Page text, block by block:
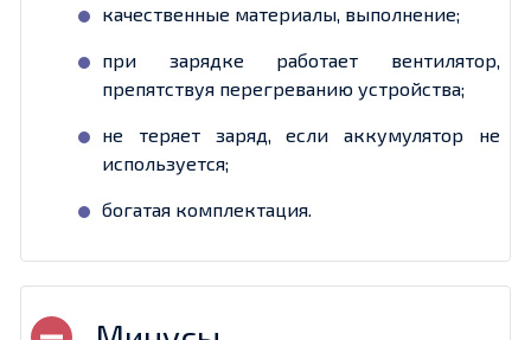
качественные материалы, выполнение;
при зарядке работает вентилятор,
препятствуя перегреванию устройства;
не теряет заряд, если аккумулятор не
используется;
богатая комплектация.